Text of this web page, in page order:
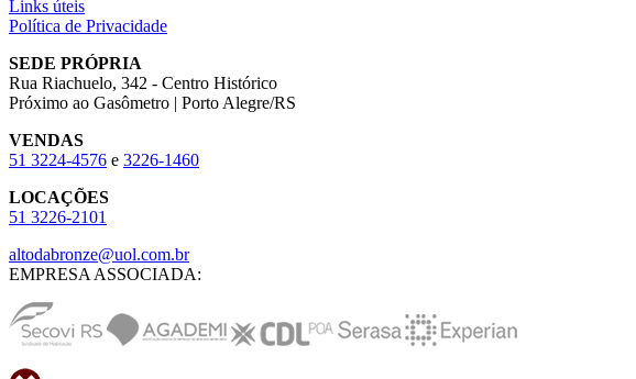
Links úteis
Política de Privacidade
SEDE PRÓPRIA
Rua Riachuelo, 342 - Centro Histórico
Próximo ao Gasômetro | Porto Alegre/RS
VENDAS
51 3224-4576 e 3226-1460
LOCAÇÕES
51 3226-2101
altodabronze@uol.com.br
EMPRESA ASSOCIADA: